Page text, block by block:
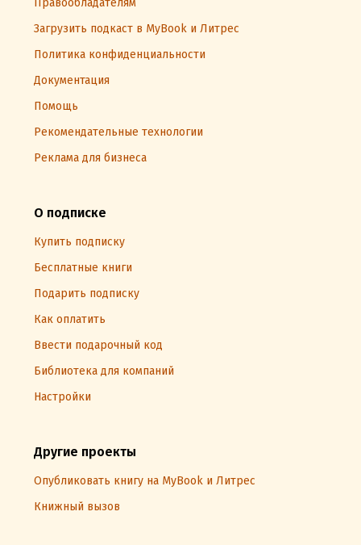
Правообладателям
Загрузить подкаст в MyBook и Литрес
Политика конфиденциальности
Документация
Помощь
Рекомендательные технологии
Реклама для бизнеса
О подписке
Купить подписку
Бесплатные книги
Подарить подписку
Как оплатить
Ввести подарочный код
Библиотека для компаний
Настройки
Другие проекты
Опубликовать книгу на MyBook и Литрес
Книжный вызов